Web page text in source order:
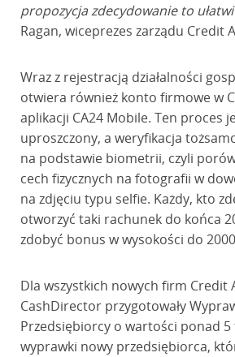
propozycja zdecydowanie to ułatwi
Ragan, wiceprezes zarządu Credit
Wraz z rejestracją działalności
otwiera również konto firmowe w
aplikacji CA24 Mobile. Ten proces
uproszczony, a weryfikacja
na podstawie biometrii, czyli
cech fizycznych na fotografii w
na zdjęciu typu selfie. Każdy, kto
otworzyć taki rachunek do końca
zdobyć bonus w wysokości do 2000
Dla wszystkich nowych firm Credit
CashDirector przygotowały
Przedsiębiorcy o wartości ponad 5
wyprawki nowy przedsiębiorca,